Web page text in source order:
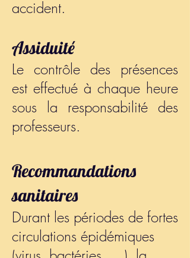
accident.
Assiduité
Le contrôle des présences
est effectué à chaque heure
sous la responsabilité des
professeurs.
Recommandations
sanitaires
Durant les périodes de fortes
circulations épidémiques